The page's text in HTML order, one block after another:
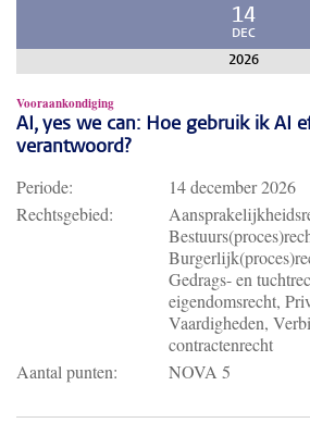
14
DEC
2026
Vooraankondiging
AI, yes we can: Hoe gebruik ik AI
verantwoord?
Periode:
14 december 2026
Rechtsgebied:
Gedrags- en
eigendomsrecht,
Vaardigheden,
contractenrecht
Aantal punten:
NOVA 5